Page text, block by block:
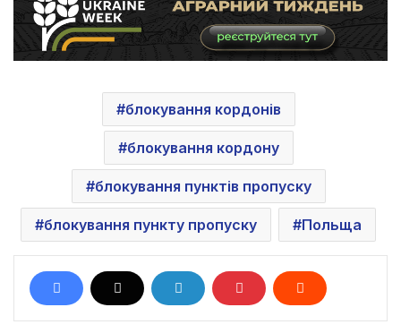
блокування кордонів
блокування кордону
блокування пунктів пропуску
блокування пункту пропуску Польща